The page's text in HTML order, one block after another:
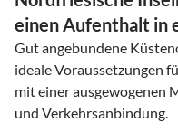
einen Aufenthalt in
Gut angebundene
ideale Voraussetzungen
mit einer ausgewogenen
und Verkehrsanbindung.